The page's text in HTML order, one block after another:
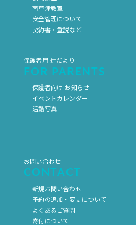
南草津教室
安全管理について
契約書・重説など
保護者用 辻だより
FOR PARENTS
保護者向け お知らせ
イベントカレンダー
活動写真
お問い合わせ
CONTACT
新規お問い合わせ
予約の追加・変更について
よくあるご質問
寄付について